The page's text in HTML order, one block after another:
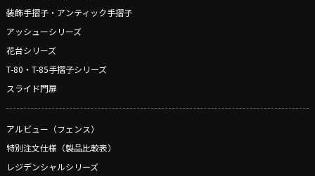
装飾手摺子・アンティック手摺子
アッシューシリーズ
花台シリーズ
T-80・T-85手摺子シリーズ
スライド門扉
アルビュー（フェンス）
特別注文仕様（製品比較表）
レジデンシャルシリーズ